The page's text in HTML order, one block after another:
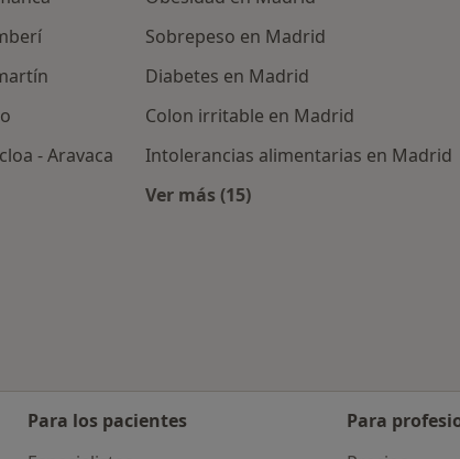
- Aravaca
Sobrepeso en Madrid
Diabetes en Madrid
Colon irritable en Madrid
Intolerancias alimentarias en Madrid
Ver más (15)
Más en esta categoría:
Para los pacientes
Para